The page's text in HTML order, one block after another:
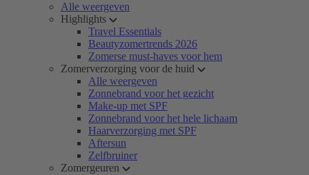
Alle weergeven
Highlights
Travel Essentials
Beautyzomertrends 2026
Zomerse must-haves voor hem
Zomerverzorging voor de huid
Alle weergeven
Zonnebrand voor het gezicht
Make-up met SPF
Zonnebrand voor het hele lichaam
Haarverzorging met SPF
Aftersun
Zelfbruiner
Zomergeuren